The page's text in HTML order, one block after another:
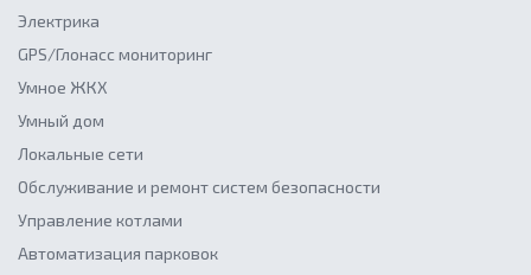
Электрика
GPS/Глонасс мониторинг
Умное ЖКХ
Умный дом
Локальные сети
Обслуживание и ремонт систем безопасности
Управление котлами
Автоматизация парковок